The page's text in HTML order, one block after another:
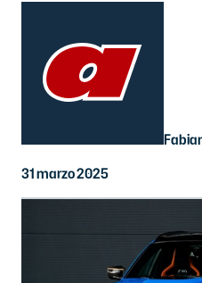
31 marzo 2025